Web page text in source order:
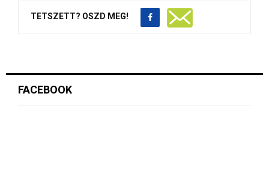
TETSZETT? OSZD MEG!
FACEBOOK